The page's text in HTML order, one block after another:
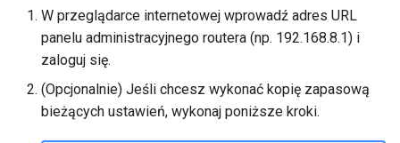
GL-MT1300 (Beryl)
GL-AP1300 (Cirrus)
GL-E750/GL-E750V2
(Mudi/Mudi V2)
Dlaczego otrzymuje
komunikat z testu DDNS
VPN jest nizsza niz
oczekiwano
Zaktualizuj certyfikaty
serwera OpenVPN
Home omijał VPN
W przeglądarce internetowej wprowadź adres URL
panelu administracyjnego routera (np. 192.168.8.1) i
zaloguj się.
(Opcjonalnie) Jeśli chcesz wykonać kopię zapasową
bieżących ustawień, wykonaj poniższe kroki.